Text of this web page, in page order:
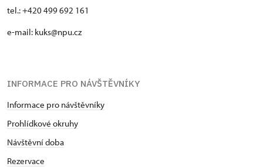
tel.: +420 499 692 161
e-mail: kuks@npu.cz
INFORMACE PRO NÁVŠTĚVNÍKY
Informace pro návštěvníky
Prohlídkové okruhy
Návštěvní doba
Rezervace